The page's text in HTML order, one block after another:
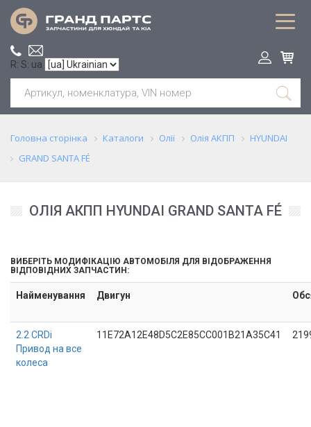
R: S: ua
Головна сторінка Каталоги Олії Олія АКПП
HYUNDAI
GRAND SANTA FÉ
ОЛІЯ АКПП HYUNDAI GRAND SANTA FÉ
ВИБЕРІТЬ МОДИФІКАЦІЮ АВТОМОБІЛЯ ДЛЯ ВІДОБРАЖЕННЯ
ВІДПОВІДНИХ ЗАПЧАСТИН:
Найменування Двигун
2.2 CRDi
Привод на все
колеса
11E72A12E48D5C2E85CC001B21A35C41